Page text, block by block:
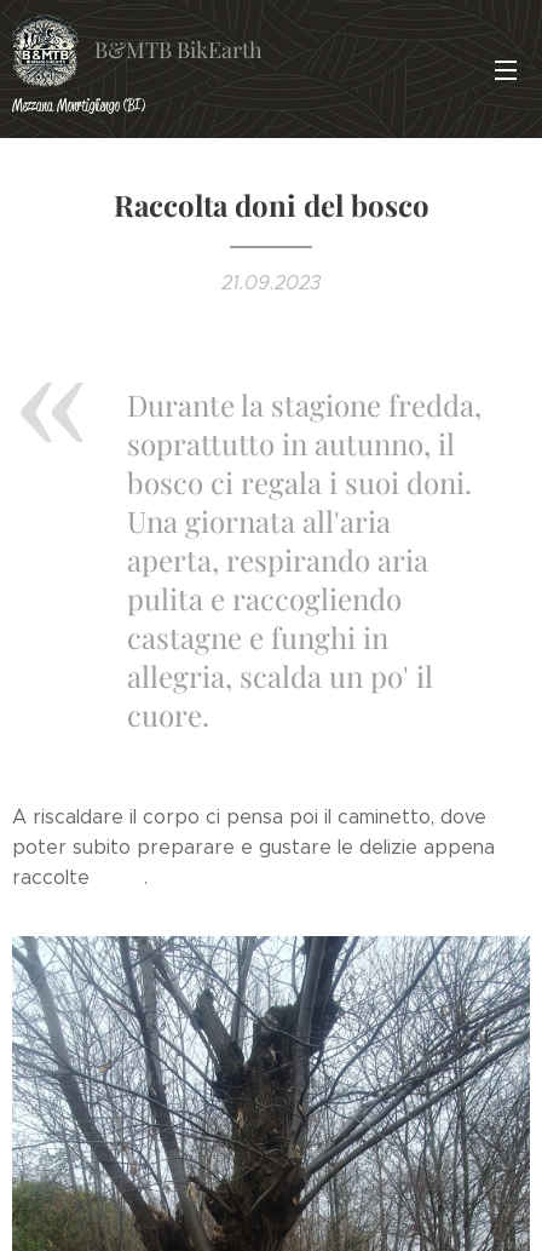
B&MTB BikEarth
Mezzana Monrtigliengo (BI)
Raccolta doni del bosco
21.09.2023
Durante la stagione fredda,
soprattutto in autunno, il
bosco ci regala i suoi doni.
Una giornata all'aria
aperta, respirando aria
pulita e raccogliendo
castagne e funghi in
allegria, scalda un po' il
cuore.
A riscaldare il corpo ci pensa poi il caminetto, dove
poter subito preparare e gustare le delizie appena
raccolte 🔥✨.